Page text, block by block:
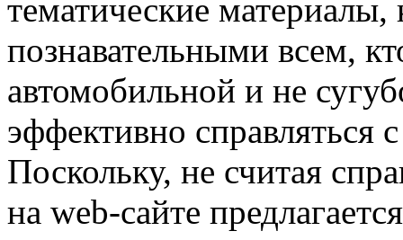
тематические
познавательными всем,
автомобильной и не
эффективно
Поскольку, не считая
на web-сайте